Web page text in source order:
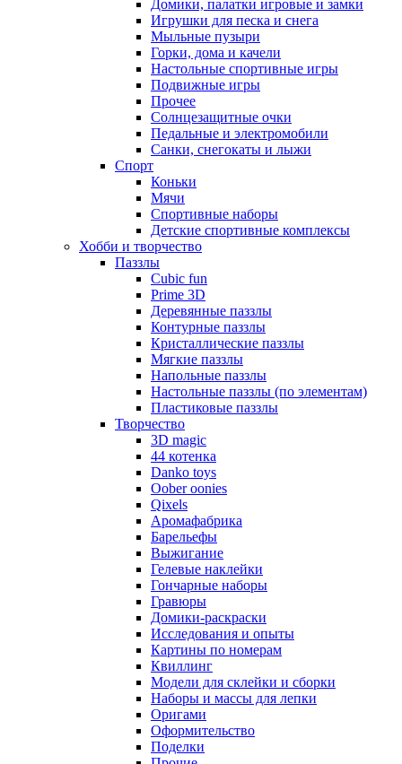
Домики, палатки игровые и замки
Игрушки для песка и снега
Мыльные пузыри
Горки, дома и качели
Настольные спортивные игры
Подвижные игры
Прочее
Солнцезащитные очки
Педальные и электромобили
Санки, снегокаты и лыжи
Спорт
Коньки
Мячи
Спортивные наборы
Детские спортивные комплексы
Хобби и творчество
Паззлы
Cubic fun
Prime 3D
Деревянные паззлы
Контурные паззлы
Кристаллические паззлы
Мягкие паззлы
Напольные паззлы
Настольные паззлы (по элементам)
Пластиковые паззлы
Творчество
3D magic
44 котенка
Danko toys
Oober oonies
Qixels
Аромафабрика
Барельефы
Выжигание
Гелевые наклейки
Гончарные наборы
Гравюры
Домики-раскраски
Исследования и опыты
Картины по номерам
Квиллинг
Модели для склейки и сборки
Наборы и массы для лепки
Оригами
Оформительство
Поделки